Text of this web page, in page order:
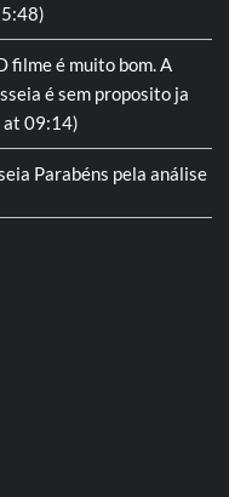
filme é muito bom. A
é sem proposito ja
09:14)
Parabéns pela análise